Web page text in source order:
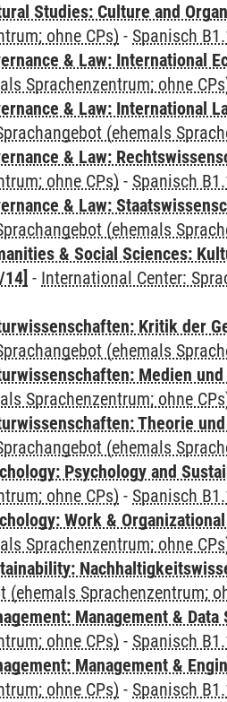
Studies: Culture and
ohne CPs) - Spanisch
& Law: International
Sprachenzentrum; ohne
& Law: International
(ehemals
& Law:
ohne CPs) - Spanisch
& Law:
(ehemals
& Social Sciences:
- International Center:
Kritik der
(ehemals
Medien
Sprachenzentrum; ohne
Theorie
(ehemals
Psychology and
ohne CPs) - Spanisch
Work &
Sprachenzentrum; ohne
(ehemals Sprachenzentrum;
Management & Data
ohne CPs) - Spanisch
Management &
ohne CPs) - Spanisch